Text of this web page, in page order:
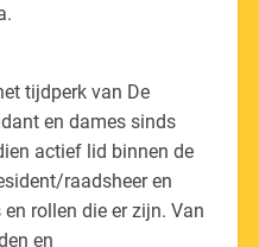
tijdperk van De
en dames sinds
actief lid binnen de
raadsheer en
rollen die er zijn. Van
en